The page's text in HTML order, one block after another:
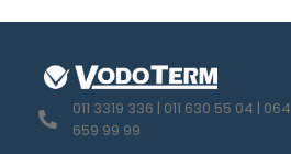
011 3319 336 | 011 630 55 04 | 064
659 99 99